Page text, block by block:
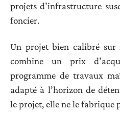
projets d’infrastructure
foncier.
Un projet bien calibré sur
combine un prix
programme de travaux
adapté à l’horizon de
le projet, elle ne le fabrique